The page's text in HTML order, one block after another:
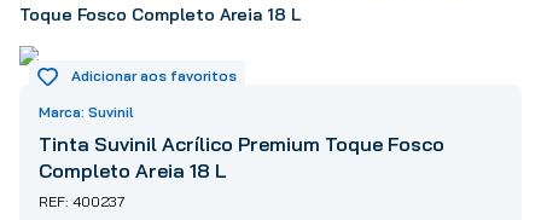
Toque Fosco Completo Areia 18 L
Suvinil
Tinta Suvinil Acrílico Premium Toque Fosco
Completo Areia 18 L
400237
3º
piso
5
º
vaso sanitário
6º
chuveiro
7º
cimento
8º
torneira